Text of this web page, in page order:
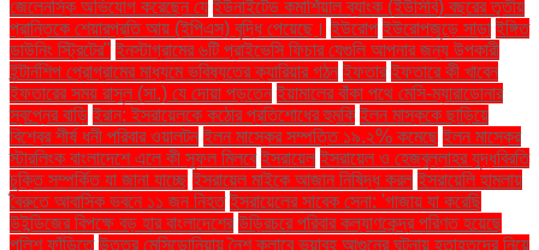
জেলেনস্কি অভিযোগ করেছেন যে ইউনাইটেড কমার্শিয়াল ব্যাংক (ইউসিবি) বছরের তৃতীয়
প্রান্তিকে শেয়ারপ্রতি আয় (ইপিএস) বৃদ্ধি পেয়েছে। ইউরোপ ইউরোপজুড়ে সাড়া ইঙ্গিত
ডাউনিং স্ট্রিটের" ইনস্টাগ্রামের ৬টি প্রাইভেসি ফিচার যেগুলি আপনার জন্য উপকারী
ইন্টার্নশিপ প্রোগ্রামের মাধ্যমে ভবিষ্যতের ক্যারিয়ার গঠন ইফতার ইফতারে কী খাবেন
ইফতারের সময় রাসুল (সা.) যে দোয়া পড়তেন ইয়ামালের বাঁকা পথে মেসি-ম্যারাডোনার
স্বপ্নের বাড়ি ইরান: ইসরায়েলকে কঠোর প্রতিশোধের হুমকি ইলন মাস্ককে ছাড়িয়ে
বিশ্বের শীর্ষ ধনী পরিবার ওয়ালটন ইলন মাস্কের সম্পত্তি ১৯.২% কমেছে ইলন মাস্কের
স্টারলিংক বাংলাদেশে এলে কী সুফল মিলবে ইসরায়েল ইসরায়েল ও হেজবুল্লাহর যুদ্ধবিরতি
চুক্তি সম্পর্কিত যা জানা যাচ্ছে ইসরায়েল মাইকে আজান নিষিদ্ধ করল ইসরায়েলি হামলায়
বৈরুতে আবাসিক ভবনে ১১ জন নিহত ইসরায়েলের সাবেক সেনা: 'গাজায় যা করেছি
উইন্ডিজের বিপক্ষে বড় হার বাংলাদেশের উড়িরচরে পরিবার কল্যাণকেন্দ্র পরিণত হয়েছে
পুলিশ ফাঁড়িতে উত্তর মেসিডোনিয়ায় নৈশ ক্লাবে ভয়াবহ আগুনের ঘটনায় হতাহতদের নিয়ে